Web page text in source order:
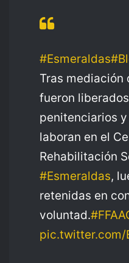
#Esmeraldas
Tras mediación
fueron
penitenciarios
laboran en el
Rehabilitación
#Esmeraldas,
retenidas en
voluntad.
pic.twitter.com/